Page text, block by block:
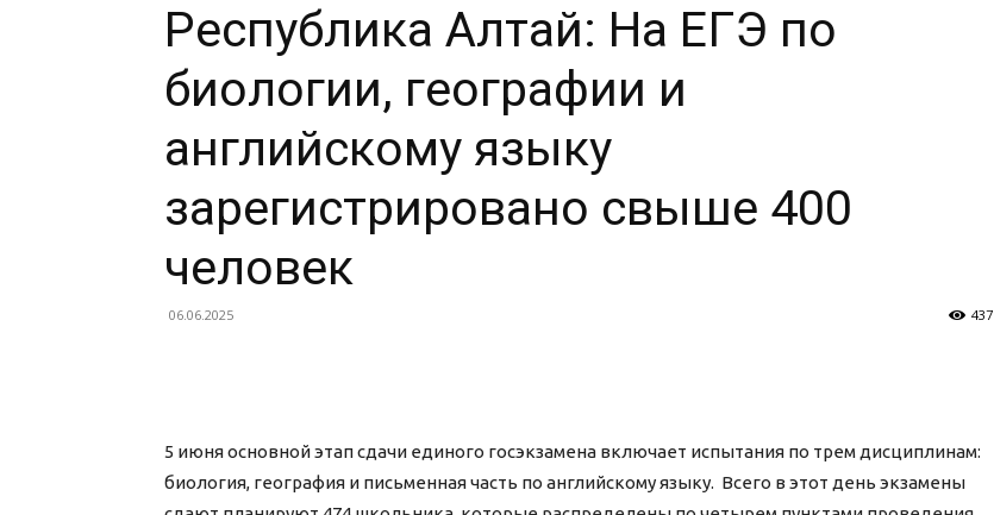
Республика Алтай: На ЕГЭ по
биологии, географии и
английскому языку
зарегистрировано свыше 400
человек
06.06.2025 437
5 июня основной этап сдачи единого госэкзамена включает испытания по трем дисциплинам:
биология, география и письменная часть по английскому языку. Всего в этот день экзамены